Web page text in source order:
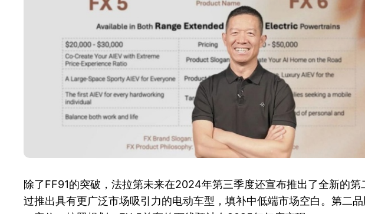
除了FF91的突破，法拉第未来在2024年第三季度还宣布推出了全新的
过推出具有更广泛市场吸引力的电动车型，填补中低端市场空白。第二